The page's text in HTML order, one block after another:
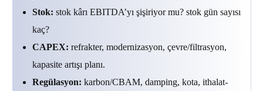
Stok: stok kârı EBITDA’yı şişiriyor mu? stok gün sayısı
kaç?
CAPEX: refrakter, modernizasyon, çevre/filtrasyon,
kapasite artışı planı.
Regülasyon: karbon/CBAM, damping, kota, ithalat-